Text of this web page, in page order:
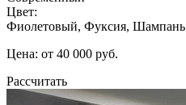
Цвет:
Фиолетовый, Фуксия, Шампань
Цена: от 40 000 руб.
Рассчитать